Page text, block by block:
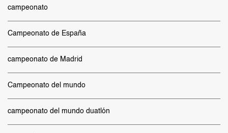
campeonato
Campeonato de España
campeonato de Madrid
Campeonato del mundo
campeonato del mundo duatlón